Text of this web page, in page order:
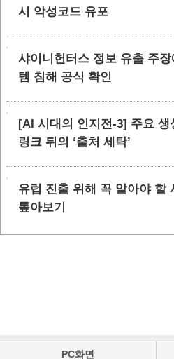
시 악성코드 유포
샤이니헌터스 정보 유출 주
템 침해 공식 확인
[AI 시대의 인지전-3] 주요 생
링크 뒤의 ‘출처 세탁’
유럽 진출 위해 꼭 알아야 할
톺아보기
PC화면